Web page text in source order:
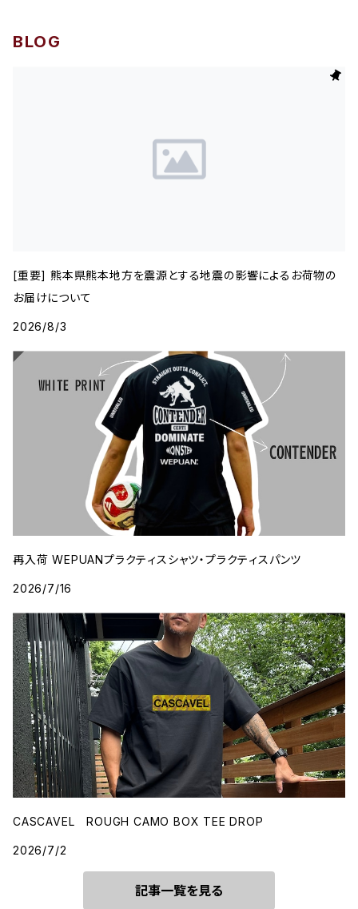
BLOG
[重要] 熊本県熊本地方を震源とする地震の影響によるお荷物の
お届けについて
2026/8/3
再入荷 WEPUANプラクティスシャツ・プラクティスパンツ
2026/7/16
CASCAVEL ROUGH CAMO BOX TEE DROP
2026/7/2
記事一覧を見る